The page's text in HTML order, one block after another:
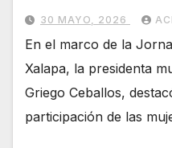
30 MAYO, 2026
En el marco de la
Xalapa, la presidenta
Griego Ceballos,
participación de las